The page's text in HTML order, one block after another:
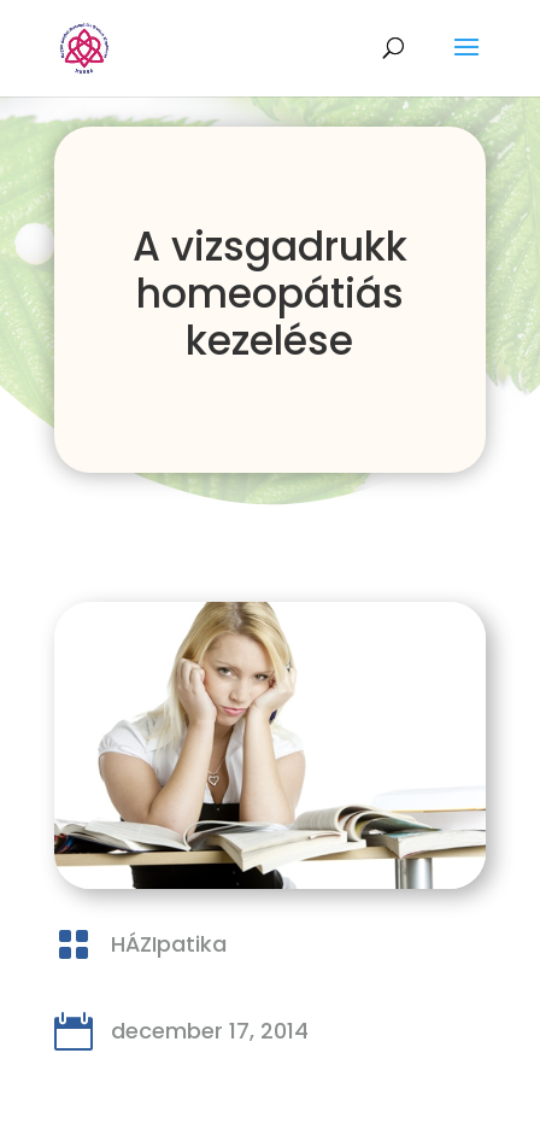
A vizsgadrukk
homeopátiás
kezelése
 HÁZIpatika
 december 17, 2014